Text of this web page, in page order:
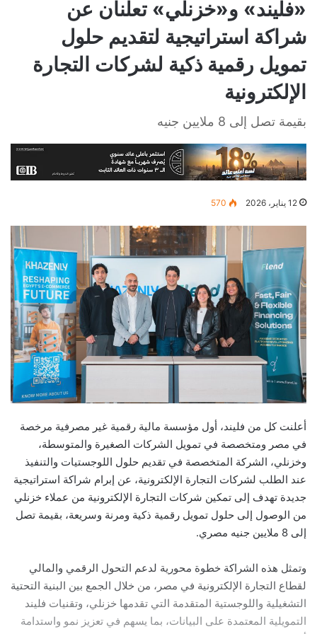
«فليند» و«خزنلي» تعلنان عن
شراكة استراتيجية لتقديم حلول
تمويل رقمية ذكية لشركات التجارة
الإلكترونية
بقيمة تصل إلى 8 ملايين جنيه
12 يناير، 2026 570
أعلنت كل من فليند، أول مؤسسة مالية رقمية غير مصرفية مرخصة
في مصر ومتخصصة في تمويل الشركات الصغيرة والمتوسطة،
وخزنلي، الشركة المتخصصة في تقديم حلول اللوجستيات والتنفيذ
عند الطلب لشركات التجارة الإلكترونية، عن إبرام شراكة استراتيجية
جديدة تهدف إلى تمكين شركات التجارة الإلكترونية من عملاء خزنلي
من الوصول إلى حلول تمويل رقمية ذكية ومرنة وسريعة، بقيمة تصل
إلى 8 ملايين جنيه مصري.
وتمثل هذه الشراكة خطوة محورية لدعم التحول الرقمي والمالي
لقطاع التجارة الإلكترونية في مصر، من خلال الجمع بين البنية التحتية
التشغيلية واللوجستية المتقدمة التي تقدمها خزنلي، وتقنيات فليند
التمويلية المعتمدة على البيانات، بما يسهم في تعزيز نمو واستدامة